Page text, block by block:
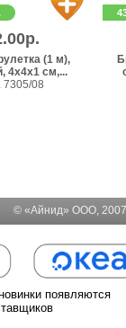
(1 м),
4х4х1 см,...
7305/08
© «Айнид» ООО,
появляются